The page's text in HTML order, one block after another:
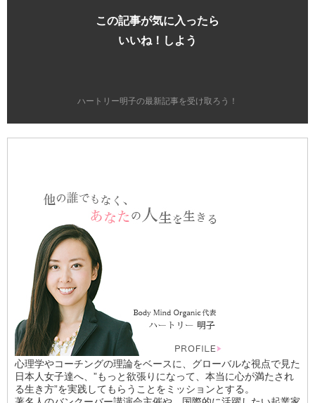
この記事が気に入ったら
いいね！しよう
ハートリー明子の最新記事を受け取ろう！
心理学やコーチングの理論をベースに、グローバルな視点で見た
日本人女子達へ、”もっと欲張りになって、本当に心が満たされ
る生き方”を実践してもらうことをミッションとする。